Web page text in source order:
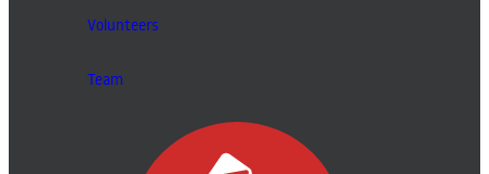
Volunteers
Team